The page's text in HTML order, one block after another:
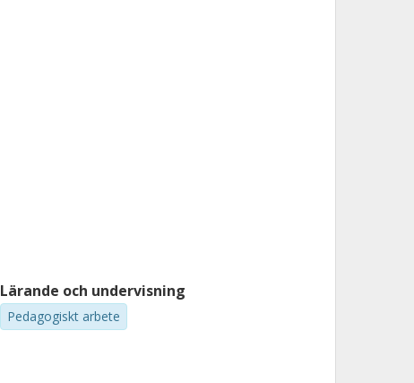
Lärande och undervisning
Pedagogiskt arbete